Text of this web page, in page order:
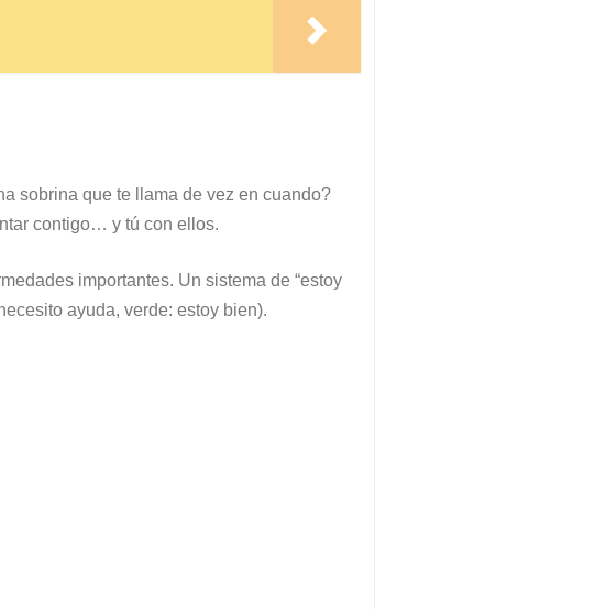
sobrina que te llama de vez en cuando?
contigo… y tú con ellos.
importantes. Un sistema de “estoy
ayuda, verde: estoy bien).